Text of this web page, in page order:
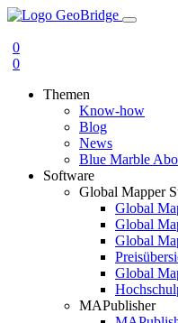
0
0
Themen
Know-how
Blog
News
Blue Marble
Software
Global Mapper
Global
Global
Global
Global
MAPublisher